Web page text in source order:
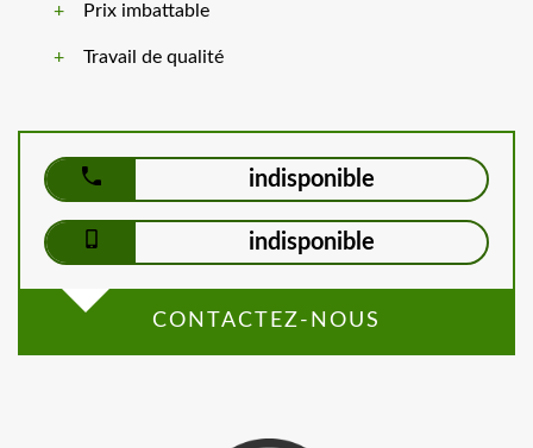
Prix imbattable
Travail de qualité
indisponible
indisponible
CONTACTEZ-NOUS